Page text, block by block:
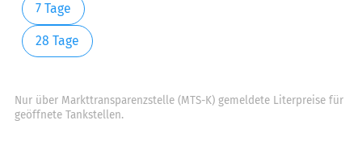
7 Tage
28 Tage
Nur über Markttransparenzstelle (MTS-K) gemeldete Literpreise für
geöffnete Tankstellen.